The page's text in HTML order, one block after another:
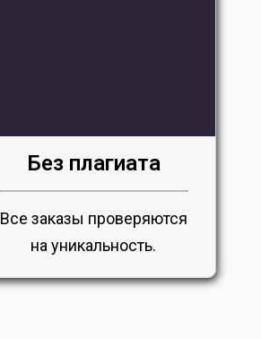
Без плагиата
Все заказы проверяются
на уникальность.